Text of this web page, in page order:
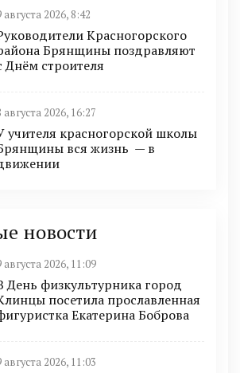
августа 2026, 8:42
Красногорского
Брянщины поздравляют
Днём строителя
августа 2026, 16:27
учителя красногорской школы
вся жизнь — в
новости
августа 2026, 11:09
День физкультурника город
посетила прославленная
Екатерина Боброва
августа 2026, 11:03